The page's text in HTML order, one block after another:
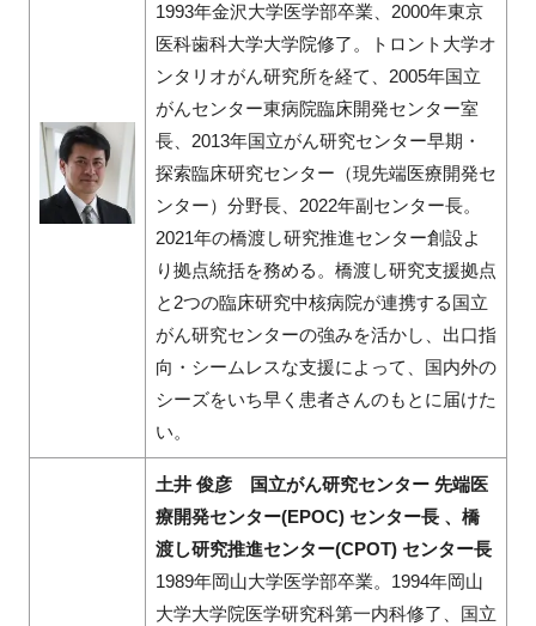
1993年金沢大学医学部卒業、2000年東京
医科歯科大学大学院修了。トロント大学オ
ンタリオがん研究所を経て、2005年国立
がんセンター東病院臨床開発センター室
長、2013年国立がん研究センター早期・
探索臨床研究センター（現先端医療開発セ
ンター）分野長、2022年副センター長。
2021年の橋渡し研究推進センター創設よ
り拠点統括を務める。橋渡し研究支援拠点
と2つの臨床研究中核病院が連携する国立
がん研究センターの強みを活かし、出口指
向・シームレスな支援によって、国内外の
シーズをいち早く患者さんのもとに届けた
い。
土井 俊彦 国立がん研究センター 先端医
療開発センター(EPOC) センター長 、橋
渡し研究推進センター(CPOT) センター長
1989年岡山大学医学部卒業。1994年岡山
大学大学院医学研究科第一内科修了、国立